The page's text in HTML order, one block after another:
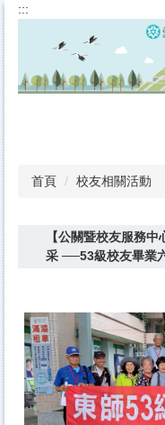
跳
內
:::
首頁 校友相關活動
【公關暨校友服務
采 ──53級校友畢業